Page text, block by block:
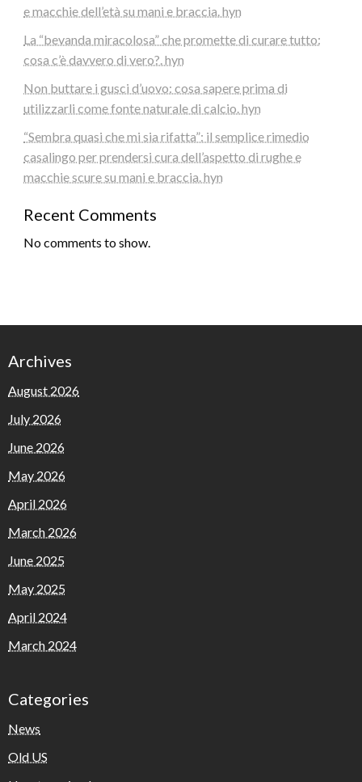
e macchie dell’età su mani e braccia. hyn
La “bevanda miracolosa” che promette di curare tutto:
cosa c’è davvero di vero?. hyn
Non buttare i gusci d’uovo: cosa sapere prima di
utilizzarli come fonte naturale di calcio. hyn
“Sembra quasi che mi sia rifatta”: il semplice rimedio
casalingo per prendersi cura dell’aspetto di rughe e
macchie scure su mani e braccia. hyn
Recent Comments
No comments to show.
Archives
August 2026
July 2026
June 2026
May 2026
April 2026
March 2026
June 2025
May 2025
April 2024
March 2024
Categories
News
Old US